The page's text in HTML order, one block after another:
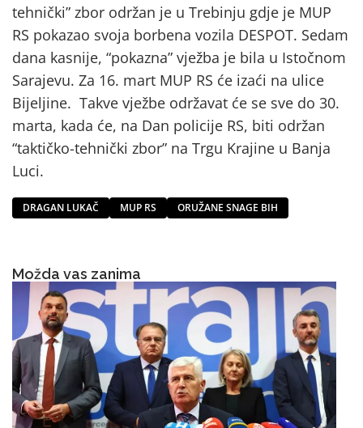
tehnički” zbor održan je u Trebinju gdje je MUP
RS pokazao svoja borbena vozila DESPOT. Sedam
dana kasnije, “pokazna” vježba je bila u Istočnom
Sarajevu. Za 16. mart MUP RS će izaći na ulice
Bijeljine. Takve vježbe održavat će se sve do 30.
marta, kada će, na Dan policije RS, biti održan
“taktičko-tehnički zbor” na Trgu Krajine u Banja
Luci.
DRAGAN LUKAČ MUP RS ORUŽANE SNAGE BIH
Možda vas zanima